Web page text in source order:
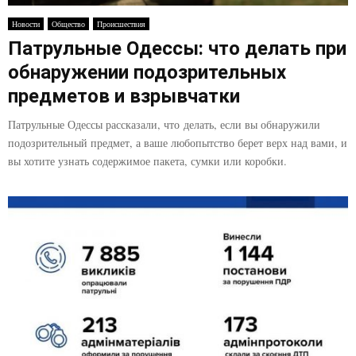
E
N
U
Новости Общество Происшествия
Патрульные Одессы: что делать при
обнаружении подозрительных
предметов и взрывчатки
Патрульные Одессы рассказали, что делать, если вы обнаружили
подозрительный предмет, а ваше любопытство берет верх над вами, и
вы хотите узнать содержимое пакета, сумки или коробки.